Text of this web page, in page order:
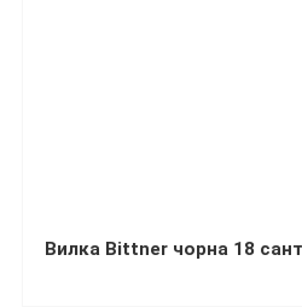
Вилка Bittner чорна 18